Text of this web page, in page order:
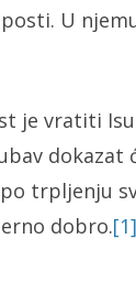
U
je vratiti
dokazat
trpljenju
dobro.[1]